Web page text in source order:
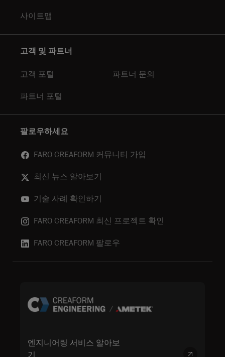
사이트맵
고객 및 파트너
고객 포털 파트너 문의
파트너 포털
팔로우하세요
FARO CREAFORM 커뮤니티 가입
최신 뉴스 알아보기
기술 사례 확인하기
FARO CREAFORM 최신 프로젝트 확인
FARO CREAFORM 팔로우
엔지니어링 서비스 알아보
기